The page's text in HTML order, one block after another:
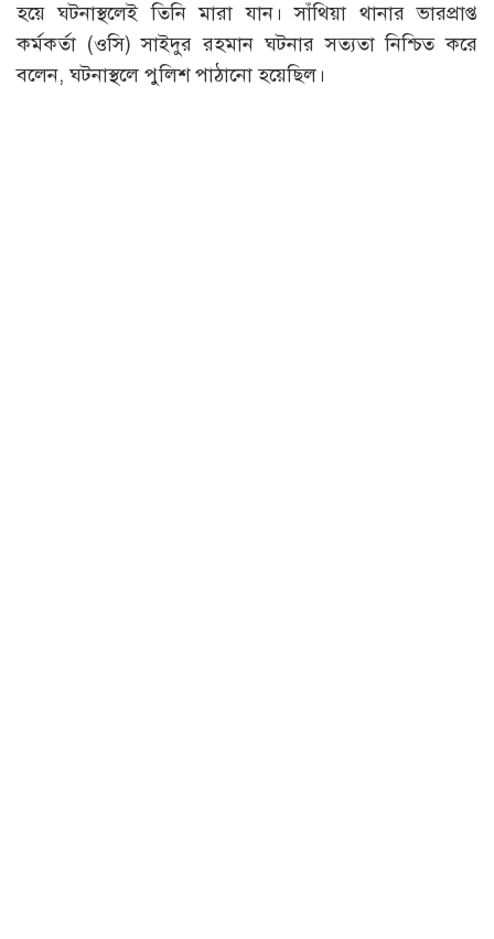
হয়ে ঘটনাস্থলেই তিনি মারা যান। সাঁথিয়া থানার ভারপ্রাপ্ত
কর্মকর্তা (ওসি) সাইদুর রহমান ঘটনার সত্যতা নিশ্চিত করে
বলেন, ঘটনাস্থলে পুলিশ পাঠানো হয়েছিল।